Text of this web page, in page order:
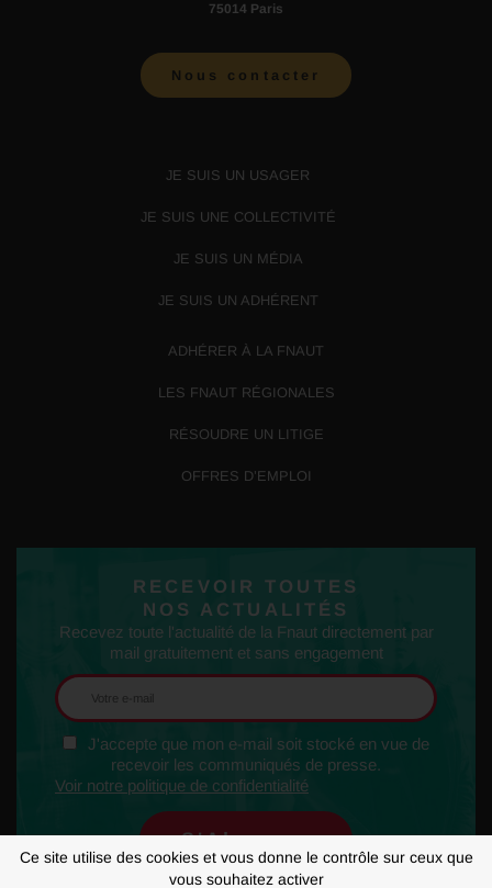
Ce site utilise des cookies et vous donne le contrôle sur ceux que
vous souhaitez activer
75014 Paris
Nous contacter
JE SUIS UN USAGER
JE SUIS UNE COLLECTIVITÉ
JE SUIS UN MÉDIA
JE SUIS UN ADHÉRENT
ADHÉRER À LA FNAUT
LES FNAUT RÉGIONALES
RÉSOUDRE UN LITIGE
OFFRES D’EMPLOI
RECEVOIR TOUTES
NOS ACTUALITÉS
Recevez toute l'actualité de la Fnaut directement par
mail gratuitement et sans engagement
J'accepte que mon e-mail soit stocké en vue de
recevoir les communiqués de presse.
Voir notre politique de confidentialité